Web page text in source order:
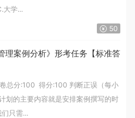
大学...
50
理案例分析》形考任务【标准答
总分:100 得分:100 判断正误（每小
划的主要内容就是安排案例撰写的时
只需...